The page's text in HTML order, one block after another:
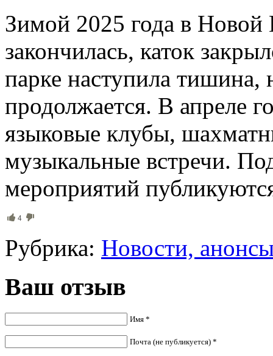
Зимой 2025 года в Новой
закончилась, каток
парке наступила тишина,
продолжается. В апреле
языковые клубы,
музыкальные встречи.
мероприятий
4
Рубрика: Новости,
Ваш отзыв
Имя *
Почта (не публикуется) *